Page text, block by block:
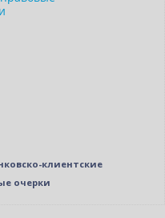
клиентские
очерки